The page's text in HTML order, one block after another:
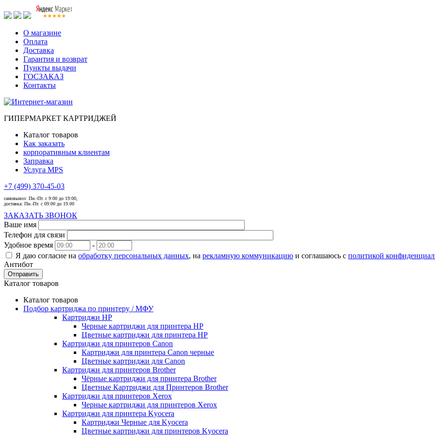
О магазине
Оплата
Доставка
Гарантия и возврат
Пункты выдачи
ГОСЗАКАЗ
Контакты
ГИПЕРМАРКЕТ КАРТРИДЖЕЙ
Каталог товаров
Как заказать
корпоративным клиентам
Заправка
Услуга MPS
+7 (499) 370-45-03
самовывоз: Пн.-Пт. с 9:00 до 19:00,
доставка: Пн.-Пт. с 09:00 до 19.00
ЗАКАЗАТЬ ЗВОНОК
Ваше имя
Телефон для связи
Удобное время
-
Я даю согласие на обработку персональных данных, на рекламную коммуникацию и соглашаюсь с политикой
Антибот
Отправить
Каталог товаров
Каталог товаров
Подбор картриджа по принтеру / МФУ
Картриджи HP
Черные картриджи для принтера HP
Цветные картриджи для принтера HP
Картриджи для принтеров Сanon
Картриджи для принтера Сanon черные
Цветные картриджи для Сanon
Картриджи для принтеров Brother
Чёрные картриджи для принтера Brother
Цветные Картриджи для Принтеров Brother
Картриджи для принтеров Xerox
Черные картриджи для принтеров Xerox
Картриджи для принтера Kyocera
Картриджи Черные для Kyocera
Цветные картриджи для принтеров Kyocera